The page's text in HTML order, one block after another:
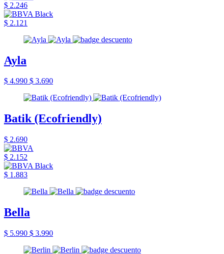
$ 2.246
$ 2.121
Ayla
$ 4.990 $ 3.690
Batik (Ecofriendly)
$ 2.690
$ 2.152
$ 1.883
Bella
$ 5.990 $ 3.990